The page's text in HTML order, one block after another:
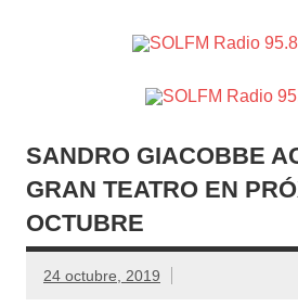
Crevillente, Radio en Vega
Vinalopó
SANDRO GIACOBBE
GRAN TEATRO EN
OCTUBRE
24 octubre, 2019